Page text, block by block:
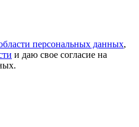
персональных данных,
и даю свое согласие на